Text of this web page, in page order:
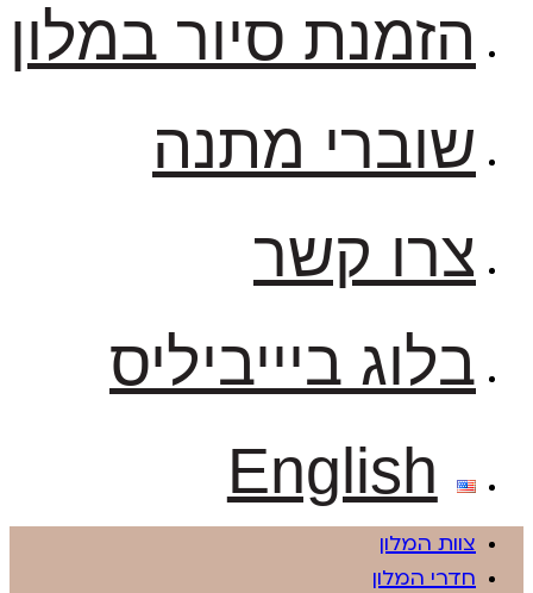
הזמנת סיור במלון
שוברי מתנה
צרו קשר
בלוג ביייביליס
English
צוות המלון
חדרי המלון